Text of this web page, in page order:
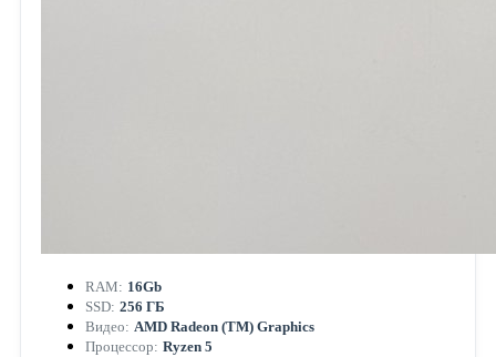
RAM: 16Gb
SSD: 256 ГБ
Видео: AMD Radeon (TM) Graphics
Процессор: Ryzen 5